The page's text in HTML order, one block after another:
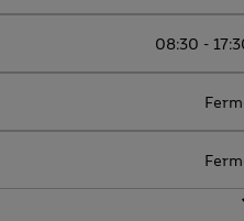
08:30 -